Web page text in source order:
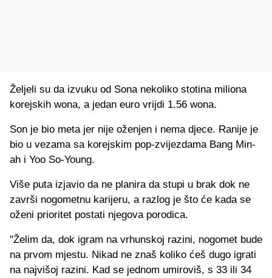
Željeli su da izvuku od Sona nekoliko stotina miliona
korejskih wona, a jedan euro vrijdi 1.56 wona.
Son je bio meta jer nije oženjen i nema djece. Ranije je
bio u vezama sa korejskim pop-zvijezdama Bang Min-
ah i Yoo So-Young.
Više puta izjavio da ne planira da stupi u brak dok ne
završi nogometnu karijeru, a razlog je što će kada se
oženi prioritet postati njegova porodica.
"Želim da, dok igram na vrhunskoj razini, nogomet bude
na prvom mjestu. Nikad ne znaš koliko ćeš dugo igrati
na najvišoj razini. Kad se jednom umiroviš, s 33 ili 34